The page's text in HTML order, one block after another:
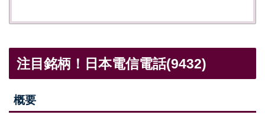
注目銘柄！日本電信電話(9432)
概要